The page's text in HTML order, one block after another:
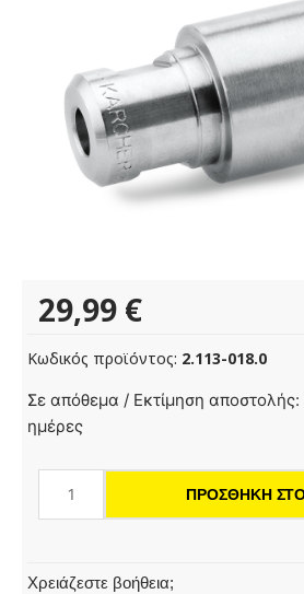
29,99 €
Κωδικός προϊόντος: 2.113-018.0
Σε απόθεμα / Εκτίμηση
ημέρες
Ακροφύσιο
ισχύος
ποσότητα
ΠΡΟΣΘΉΚΗ
Χρειάζεστε βοήθεια;